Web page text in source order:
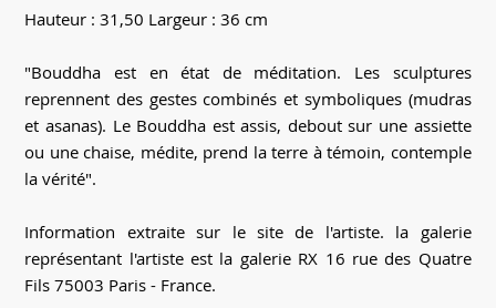
Hauteur : 31,50 Largeur : 36 cm
"Bouddha est en état de méditation. Les sculptures
reprennent des gestes combinés et symboliques (mudras
et asanas). Le Bouddha est assis, debout sur une assiette
ou une chaise, médite, prend la terre à témoin, contemple
la vérité".
Information extraite sur le site de l'artiste. la galerie
représentant l'artiste est la galerie RX 16 rue des Quatre
Fils 75003 Paris - France.